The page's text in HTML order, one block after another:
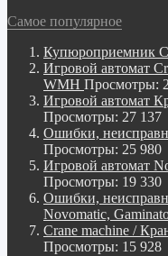
Самое популярное
Купюроприемник
Игровой автомат
WMH Просмотры:
Игровой автомат
Просмотры: 27 137
Ошибки,
Просмотры: 25 980
Игровой автомат
Просмотры: 19 330
Ошибки,
Novomatic,
Crane machine /
Просмотры: 15 928